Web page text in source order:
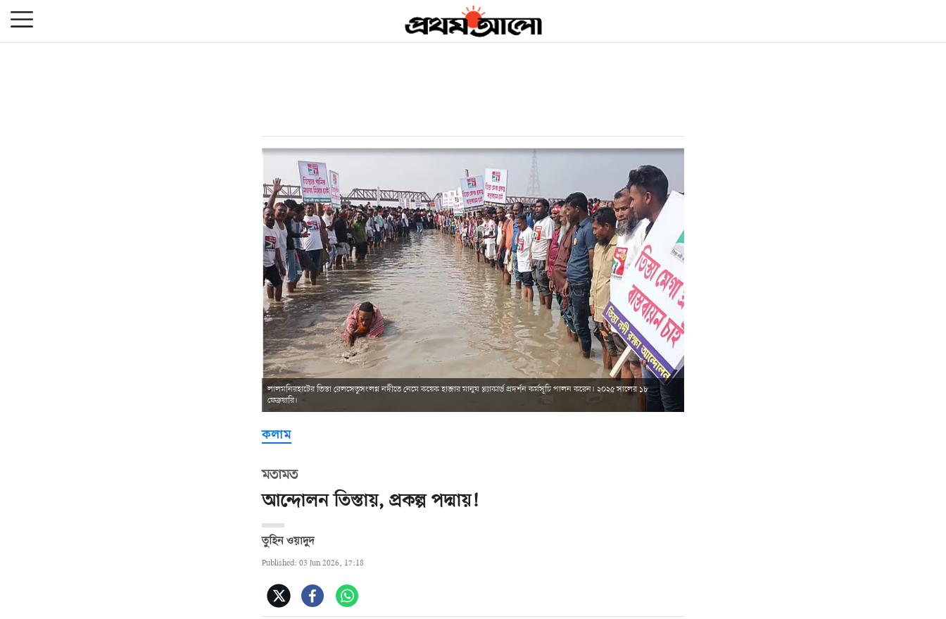
লালমনিরহাটের তিস্তা রেলসেতুসংলগ্ন নদীতে নেমে কয়েক হাজার মানুষ প্ল্যাকার্ড প্রদর্শন কর্মসূচি পালন করেন। ২০২৫ সালের ১৮
ফেব্রুয়ারি।
কলাম
মতামত
আন্দোলন তিস্তায়, প্রকল্প পদ্মায়!
তুহিন ওয়াদুদ
Published: 03 Jun 2026, 17:18